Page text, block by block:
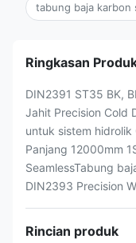
tabung baja karbon
Ringkasan
DIN2391 ST35 BK,
Jahit Precision Cold
untuk sistem
Panjang 12000mm
SeamlessTabung
DIN2393 Precision
Rincian produk